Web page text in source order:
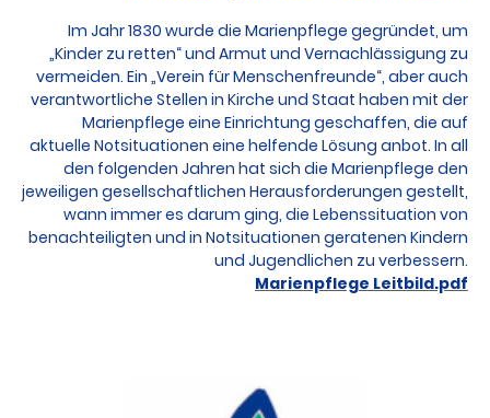
Im Jahr 1830 wurde die Marienpflege gegründet, um
„Kinder zu retten“ und Armut und Vernachlässigung zu
vermeiden. Ein „Verein für Menschenfreunde“, aber auch
verantwortliche Stellen in Kirche und Staat haben mit der
Marienpflege eine Einrichtung geschaffen, die auf
aktuelle Notsituationen eine helfende Lösung anbot. In all
den folgenden Jahren hat sich die Marienpflege den
jeweiligen gesellschaftlichen Herausforderungen gestellt,
wann immer es darum ging, die Lebenssituation von
benachteiligten und in Notsituationen geratenen Kindern
und Jugendlichen zu verbessern.
Marienpflege Leitbild.pdf